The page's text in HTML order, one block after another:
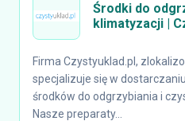
Środki do
klimatyzacji |
Firma Czystyuklad.pl,
specjalizuje się w
środków do odgrzybiania i
Nasze preparaty...